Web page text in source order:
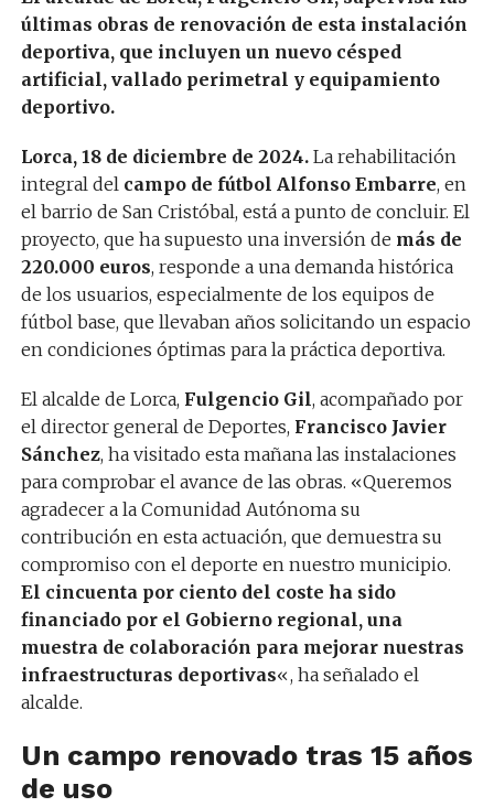
últimas obras de renovación de esta instalación
deportiva, que incluyen un nuevo césped
artificial, vallado perimetral y equipamiento
deportivo.
Lorca, 18 de diciembre de 2024.La rehabilitación
integral del campo de fútbol Alfonso Embarre, en
el barrio de San Cristóbal, está a punto de concluir. El
proyecto, que ha supuesto una inversión de más de
220.000 euros, responde a una demanda histórica
de los usuarios, especialmente de los equipos de
fútbol base, que llevaban años solicitando un espacio
en condiciones óptimas para la práctica deportiva.
El alcalde de Lorca, Fulgencio Gil, acompañado por
el director general de Deportes, Francisco Javier
Sánchez, ha visitado esta mañana las instalaciones
para comprobar el avance de las obras. «Queremos
agradecer a la Comunidad Autónoma su
contribución en esta actuación, que demuestra su
compromiso con el deporte en nuestro municipio.
El cincuenta por ciento del coste ha sido
financiado por el Gobierno regional, una
muestra de colaboración para mejorar nuestras
infraestructuras deportivas«, ha señalado el
alcalde.
Un campo renovado tras 15 años
de uso